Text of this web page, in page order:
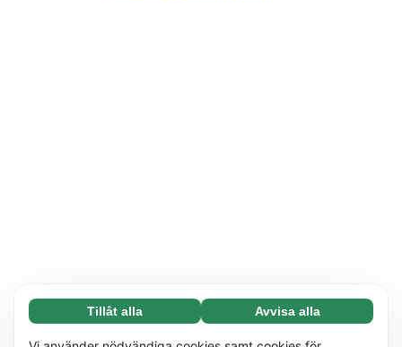
Nödvändiga (65)
Nödvändiga cookies hjälper till att göra vår
Läs mer
Tillåt alla Avvisa alla